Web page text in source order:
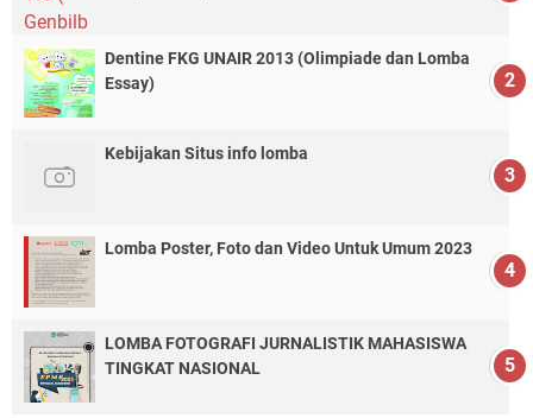
Dentine FKG UNAIR 2013 (Olimpiade dan Lomba
Essay)
Kebijakan Situs info lomba
Lomba Poster, Foto dan Video Untuk Umum 2023
LOMBA FOTOGRAFI JURNALISTIK MAHASISWA
TINGKAT NASIONAL